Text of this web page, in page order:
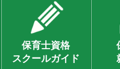
保育士資格
スクールガイド